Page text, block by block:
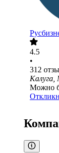
4.5
•
312
Калуга,
Можно